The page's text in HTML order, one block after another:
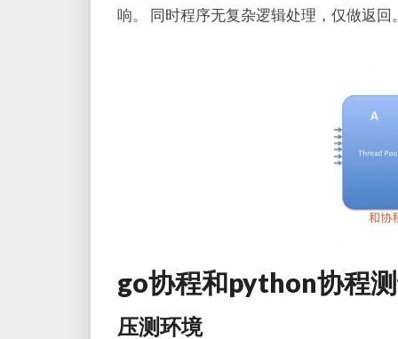
响。 同时程序无复杂逻辑处理，仅做返回
go协程和python协程
压测环境